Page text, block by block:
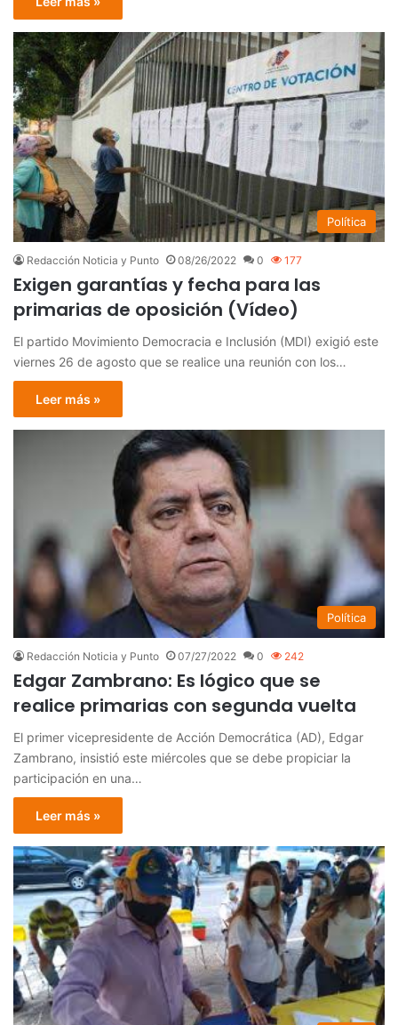
Política
Redacción Noticia y Punto 08/26/2022 0 177
Exigen garantías y fecha para las
primarias de oposición (Vídeo)
El partido Movimiento Democracia e Inclusión (MDI) exigió este
viernes 26 de agosto que se realice una reunión con los…
Leer más »
Política
Redacción Noticia y Punto 07/27/2022 0 242
Edgar Zambrano: Es lógico que se
realice primarias con segunda vuelta
El primer vicepresidente de Acción Democrática (AD), Edgar
Zambrano, insistió este miércoles que se debe propiciar la
participación en una…
Leer más »